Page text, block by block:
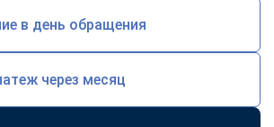
в день обращения
через месяц